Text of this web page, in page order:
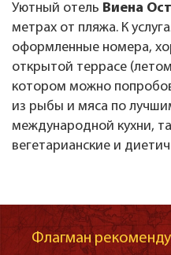
Уютный отель Виена
метрах от пляжа. К
оформленные номера,
открытой террасе
котором можно
из рыбы и мяса по
международной кухни,
вегетарианские и
Флагман